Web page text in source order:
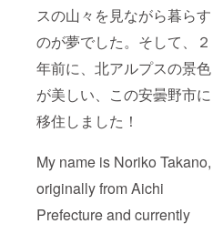
スの山々を見ながら暮らす
のが夢でした。そして、２
年前に、北アルプスの景色
が美しい、この安曇野市に
移住しました！
My name is Noriko Takano,
originally from Aichi
Prefecture and currently